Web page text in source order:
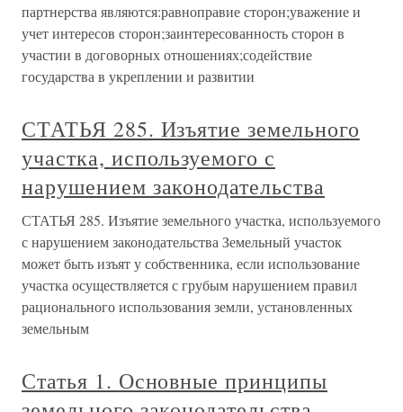
партнерства являются:равноправие сторон;уважение и
учет интересов сторон;заинтересованность сторон в
участии в договорных отношениях;содействие
государства в укреплении и развитии
СТАТЬЯ 285. Изъятие земельного
участка, используемого с
нарушением законодательства
СТАТЬЯ 285. Изъятие земельного участка, используемого
с нарушением законодательства Земельный участок
может быть изъят у собственника, если использование
участка осуществляется с грубым нарушением правил
рационального использования земли, установленных
земельным
Статья 1. Основные принципы